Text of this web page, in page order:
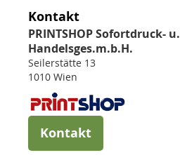
Kontakt
PRINTSHOP Sofortdruck- u.
Handelsges.m.b.H.
Seilerstätte 13
1010 Wien
Kontakt